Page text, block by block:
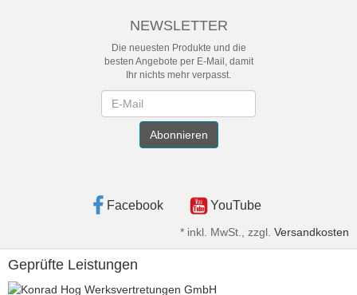
NEWSLETTER
Die neuesten Produkte und die
besten Angebote per E-Mail, damit
Ihr nichts mehr verpasst.
Abonnieren
Facebook YouTube
* inkl. MwSt., zzgl. Versandkosten
Geprüfte Leistungen